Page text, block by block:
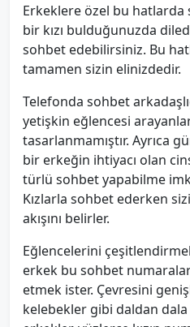
Erkeklere özel bu
bir kızı bulduğunuzda
sohbet edebilirsiniz. Bu
tamamen sizin elinizdedir.
Telefonda sohbet
yetişkin eğlencesi
tasarlanmamıştır. Ayrıca
bir erkeğin ihtiyacı olan
türlü sohbet yapabilme
Kızlarla sohbet ederken
akışını belirler.
Eğlencelerini
erkek bu sohbet
etmek ister. Çevresini
kelebekler gibi daldan